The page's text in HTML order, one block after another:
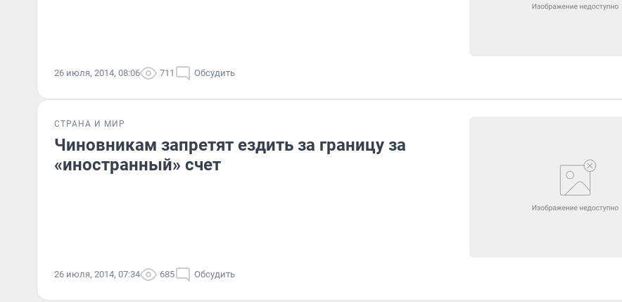
26 июля, 2014, 08:06 711 Обсудить
СТРАНА И МИР
Чиновникам запретят ездить за границу за
«иностранный» счет
26 июля, 2014, 07:34 685 Обсудить